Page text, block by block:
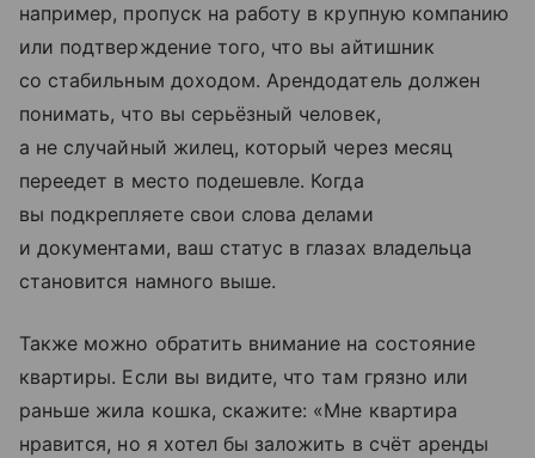
например, пропуск на работу в крупную компанию
или подтверждение того, что вы айтишник
со стабильным доходом. Арендодатель должен
понимать, что вы серьёзный человек,
а не случайный жилец, который через месяц
переедет в место подешевле. Когда
вы подкрепляете свои слова делами
и документами, ваш статус в глазах владельца
становится намного выше.
Также можно обратить внимание на состояние
квартиры. Если вы видите, что там грязно или
раньше жила кошка, скажите: «Мне квартира
нравится, но я хотел бы заложить в счёт аренды